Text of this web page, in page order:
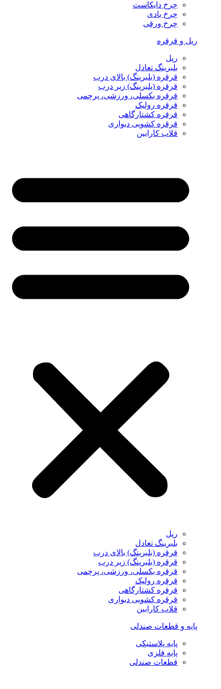
چرخ دایکاست
چرخ بادی
چرخ ورقی
ریل و قرقره
ریل
بلبرینگ تعادل
قرقره (بلبرینگ) بالای درب
قرقره (بلبرینگ) زیر درب
قرقره بکسلی، ورزشی، پرچمی
قرقره رولیک
قرقره کشتارگاهی
قرقره کشویی دیواری
قلاب کارابین
ریل
بلبرینگ تعادل
قرقره (بلبرینگ) بالای درب
قرقره (بلبرینگ) زیر درب
قرقره بکسلی، ورزشی، پرچمی
قرقره رولیک
قرقره کشتارگاهی
قرقره کشویی دیواری
قلاب کارابین
پایه و قطعات صندلی
پایه پلاستیکی
پایه فلزی
قطعات صندلی